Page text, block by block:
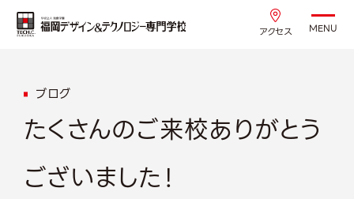
アクセス MENU
ブログ
たくさんのご来校ありがとう
ございました！